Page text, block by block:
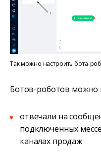
Так можно настроить бота-
Ботов-роботов можно
отвечали на
подключённых
каналах продаж